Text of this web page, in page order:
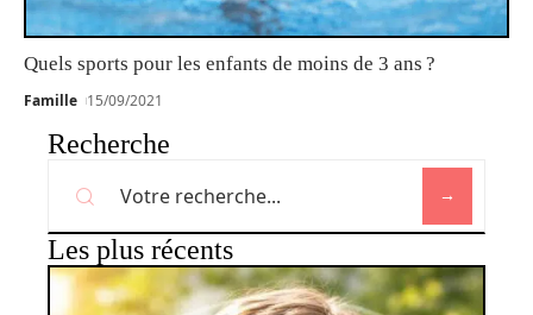
Quels sports pour les enfants de moins de 3 ans ?
Famille 15/09/2021
Recherche
Les plus récents